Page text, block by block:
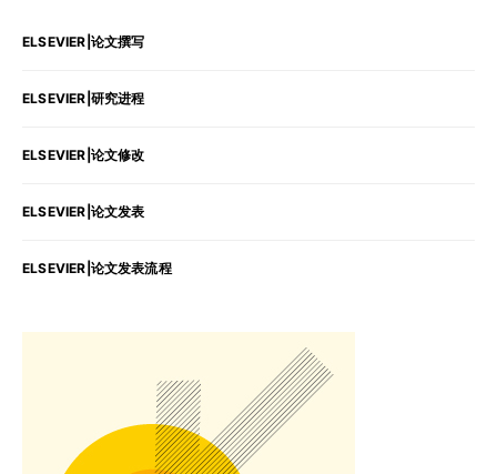
ELSEVIER|论文撰写
ELSEVIER|研究进程
ELSEVIER|论文修改
ELSEVIER|论文发表
ELSEVIER|论文发表流程